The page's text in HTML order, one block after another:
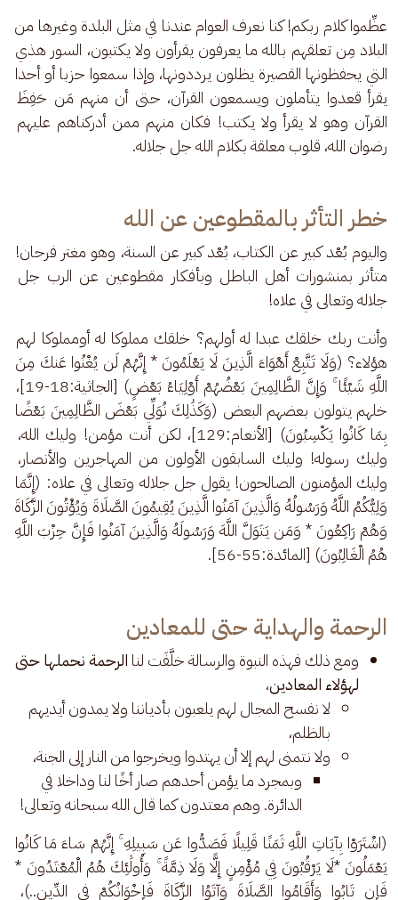
عظِّموا كلام ربكم! كنا نعرف العوام عندنا في مثل البلدة وغيرها من
البلاد مِن تعلقهم بالله ما يعرفون يقرأون ولا يكتبون، السور هذي
التي يحفظونها القصيرة يظلون يرددونها، وإذا سمعوا حزبا أو أحدا
يقرأ قعدوا يتأملون ويسمعون القرآن، حتى أن منهم مَن حَفِظَ
القرآن وهو لا يقرأ ولا يكتب! فكان منهم ممن أدركناهم عليهم
رضوان الله، قلوب معلقة بكلام الله جل جلاله.
خطر التأثر بالمقطوعين عن الله
واليوم بُعْد كبير عن الكتاب، بُعْد كبير عن السنة، وهو مغتر فرحان!
متأثر بمنشورات أهل الباطل وبأفكار مقطوعين عن الرب جل
جلاله وتعالى في علاه!
وأنت ربك خلقك عبدا له أولهم؟ خلقك مملوكا له أومملوكا لهم
هؤلاء؟ (وَلَا تَتَّبِعْ أَهْوَاءَ الَّذِينَ لَا يَعْلَمُونَ * إِنَّهُمْ لَن يُغْنُوا عَنكَ مِنَ
اللَّهِ شَيْئًا ۚ وَإِنَّ الظَّالِمِينَ بَعْضُهُمْ أَوْلِيَاءُ بَعْضٍ) [الجاثية:18-19]،
خلهم يتولون بعضهم البعض (وَكَذَٰلِكَ نُوَلِّي بَعْضَ الظَّالِمِينَ بَعْضًا
بِمَا كَانُوا يَكْسِبُونَ) [الأنعام:129]، لكن أنت مؤمن! وليك الله،
وليك رسوله! وليك السابقون الأولون من المهاجرين والأنصار،
وليك المؤمنون الصالحون! يقول جل جلاله وتعالى في علاه: (إِنَّمَا
وَلِيُّكُمُ اللَّهُ وَرَسُولُهُ وَالَّذِينَ آمَنُوا الَّذِينَ يُقِيمُونَ الصَّلَاةَ وَيُؤْتُونَ الزَّكَاةَ
وَهُمْ رَاكِعُونَ * وَمَن يَتَوَلَّ اللَّهَ وَرَسُولَهُ وَالَّذِينَ آمَنُوا فَإِنَّ حِزْبَ اللَّهِ
هُمُ الْغَالِبُونَ) [المائدة:55-56].
الرحمة والهداية حتى للمعادين
ومع ذلك فهذه النبوة والرسالة خلَّفَت لنا الرحمة نحملها حتى
لهؤلاء المعادين،
لا نفسح المجال لهم يلعبون بأدياننا ولا يمدون أيديهم
بالظلم،
ولا نتمنى لهم إلا أن يهتدوا ويخرجوا من النار إلى الجنة،
وبمجرد ما يؤمن أحدهم صار أخًا لنا وداخلا في
الدائرة. وهم معتدون كما قال الله سبحانه وتعالى!
(اشْتَرَوْا بِآيَاتِ اللَّهِ ثَمَنًا قَلِيلًا فَصَدُّوا عَن سَبِيلِهِ ۚ إِنَّهُمْ سَاءَ مَا كَانُوا
يَعْمَلُونَ *لَا يَرْقُبُونَ فِي مُؤْمِنٍ إِلًّا وَلَا ذِمَّةً ۚ وَأُولَٰئِكَ هُمُ الْمُعْتَدُونَ *
فَإِن تَابُوا وَأَقَامُوا الصَّلَاةَ وَآتَوُا الزَّكَاةَ فَإِخْوَانُكُمْ فِي الدِّينِ..)،